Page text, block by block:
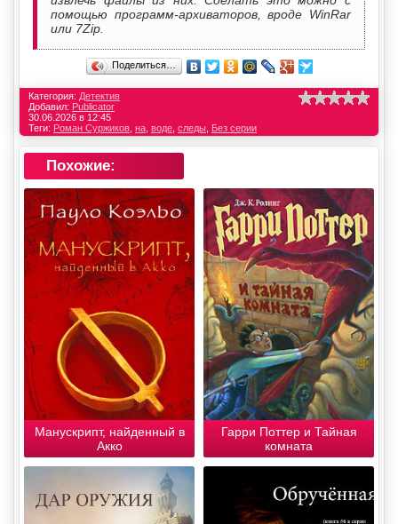
помощью программ-архиваторов, вроде WinRar
или 7Zip.
Поделиться…
Категория: Детектив
Добавил: Publicator
30.06.2026 в 12:45
Теги: Роман Суржиков на воде следы Без серии
Похожие:
Манускрипт, найденный в
Акко
Гарри Поттер и Тайная
комната